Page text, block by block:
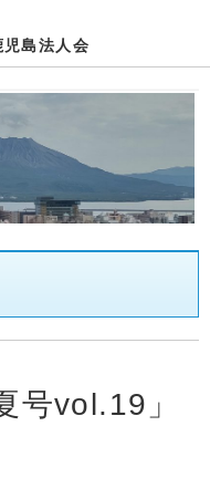
島法人会
号vol.19」